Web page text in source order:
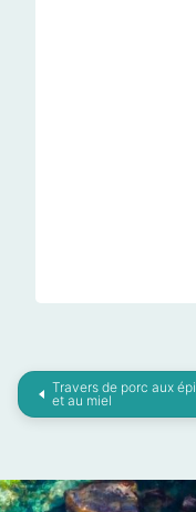
Travers de porc aux
et au miel